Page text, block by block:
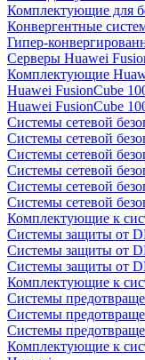
Комплектующие для
Конвергентные
Гипер-
Серверы Huawei
Комплектующие
Huawei FusionCube
Huawei FusionCube
Системы сетевой
Системы сетевой
Системы сетевой
Системы сетевой
Системы сетевой
Системы сетевой
Комплектующие к
Системы защиты от
Системы защиты от
Системы защиты от
Комплектующие к
Системы
Системы
Системы
Комплектующие к